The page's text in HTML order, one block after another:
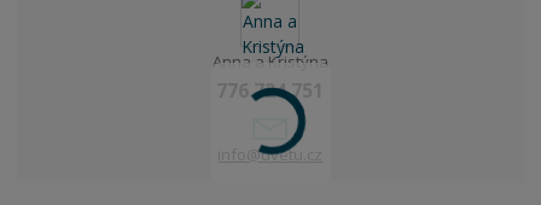
Anna a Kristýna
776 724 751
info@dvetu.cz